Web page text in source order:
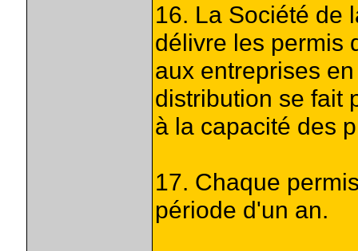
16. La Société de
délivre les permis
aux entreprises
distribution se fait
à la capacité des
17. Chaque
période d'un an.